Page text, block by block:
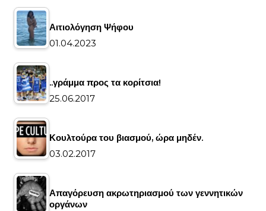
Αιτιολόγηση Ψήφου
01.04.2023
..γράμμα προς τα κορίτσια!
25.06.2017
Κουλτούρα του βιασμού, ώρα μηδέν.
03.02.2017
Απαγόρευση ακρωτηριασμού των γεννητικών
οργάνων